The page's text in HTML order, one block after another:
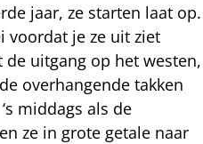
jaar, ze starten laat op.
voordat je ze uit ziet
uitgang op het westen,
overhangende takken
middags als de
ze in grote getale naar